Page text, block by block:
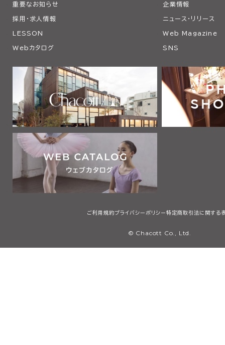
重要なお知らせ 企業情報
採用・求人情報 ニュース・リリース
LESSON Web Magazine
Webカタログ SNS
ご利用規約プライバシーポリシー 特定商取引法に関する
© Chacott Co., Ltd.